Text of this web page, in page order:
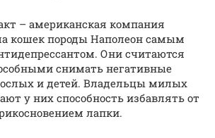
– американская компания
кошек породы Наполеон самым
Они считаются
снимать негативные
и детей. Владельцы милых
у них способность избавлять от
лапки.